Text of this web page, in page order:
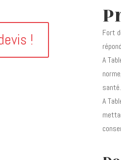
!
Fort
A
santé.
A